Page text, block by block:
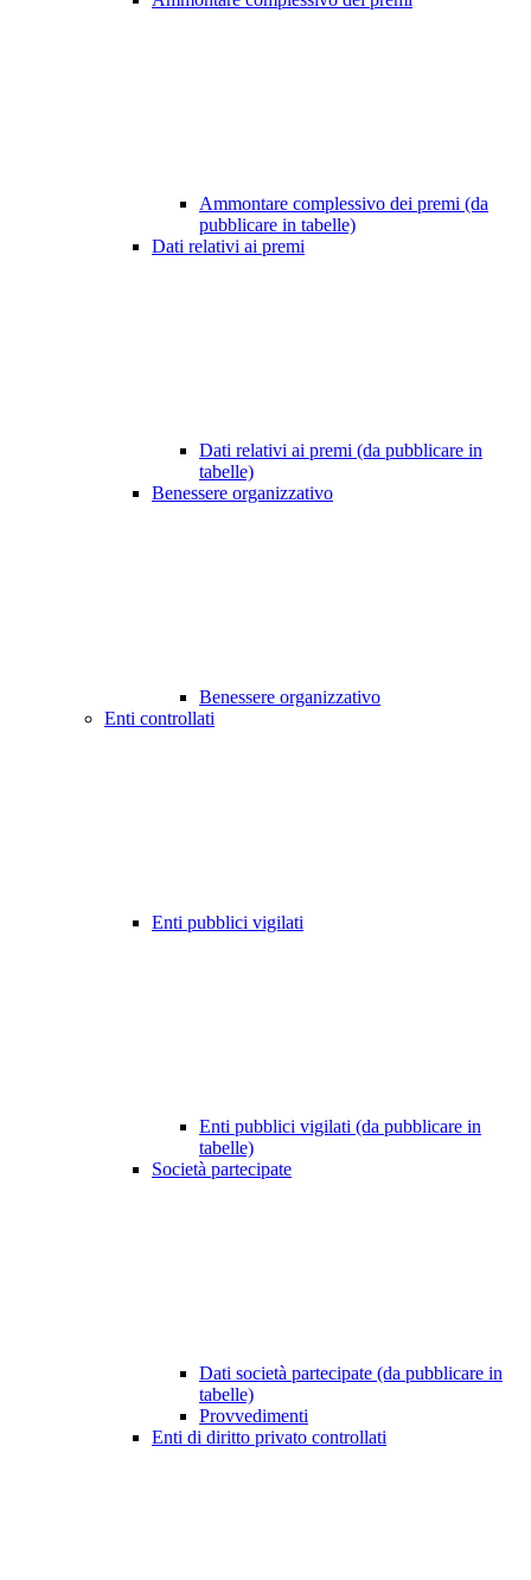
Ammontare complessivo dei premi (da
pubblicare in tabelle)
Dati relativi ai premi
Dati relativi ai premi (da pubblicare in
tabelle)
Benessere organizzativo
Benessere organizzativo
Enti controllati
Enti pubblici vigilati
Enti pubblici vigilati (da pubblicare in
tabelle)
Società partecipate
Dati società partecipate (da pubblicare in
tabelle)
Provvedimenti
Enti di diritto privato controllati